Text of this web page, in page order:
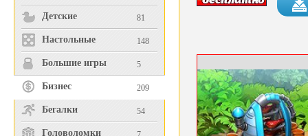
Детские 81
Настольные 148
Большие игры 5
Бизнес 209
Бегалки 54
Головоломки